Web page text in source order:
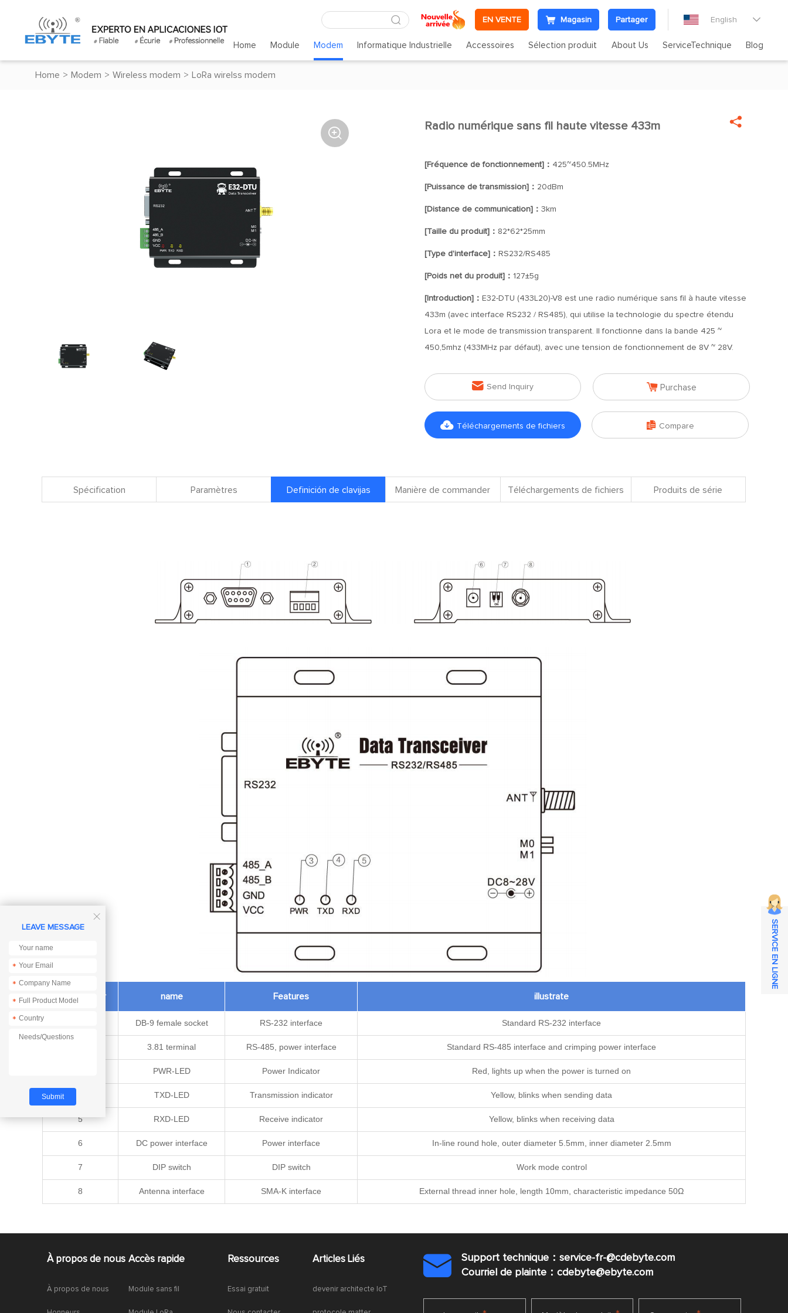
EN VENTE Magasin Partager English 
Home Module Modem Informatique Industrielle Accessoires Sélection produit About Us ServiceTechnique Blog
Home > Modem > Wireless modem > LoRa wirelss modem
 
Radio numérique sans fil haute vitesse 433m 
[Fréquence de fonctionnement]： 425~450.5MHz
[Puissance de transmission]： 20dBm
[Distance de communication]： 3km
[Taille du produit]： 82*62*25mm
[Type d'interface]： RS232/RS485
[Poids net du produit]： 127±5g
[Introduction]： E32-DTU (433L20)-V8 est une radio numérique sans fil à haute vitesse
433m (avec interface RS232 / RS485), qui utilise la technologie du spectre étendu
Lora et le mode de transmission transparent. Il fonctionne dans la bande 425 ~
450,5mhz (433MHz par défaut), avec une tension de fonctionnement de 8V ~ 28V.
 Send Inquiry  Purchase
 Téléchargements de fichiers  Compare
Spécification Paramètres Definición de clavijas Manière de commander Téléchargements de fichiers Produits de série
Foot number name Features illustrate
DB-9 female socket RS-232 interface Standard RS-232 interface
3.81 terminal RS-485, power interface Standard RS-485 interface and crimping power interface
PWR-LED Power Indicator Red, lights up when the power is turned on
TXD-LED Transmission indicator Yellow, blinks when sending data
5 RXD-LED Receive indicator Yellow, blinks when receiving data
6 DC power interface Power interface In-line round hole, outer diameter 5.5mm, inner diameter 2.5mm
7 DIP switch DIP switch Work mode control
8 Antenna interface SMA-K interface External thread inner hole, length 10mm, characteristic impedance 50Ω
À propos de nous
À propos de nous
Accès rapide
Module sans fil
Ressources
Essai gratuit
Articles Liés
devenir architecte IoT

Support technique：service-fr-@cdebyte.com
Courriel de plainte：cdebyte@ebyte.com

LEAVE MESSAGE
*
*
*
*
SERVICE EN LIGNE